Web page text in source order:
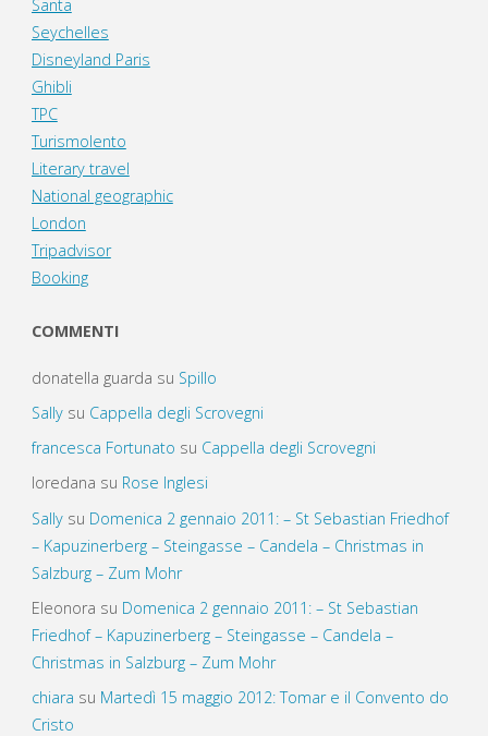
Santa
Seychelles
Disneyland Paris
Ghibli
TPC
Turismolento
Literary travel
National geographic
London
Tripadvisor
Booking
COMMENTI
donatella guarda su Spillo
Sallysu Cappella degli Scrovegni
francesca Fortunato su Cappella degli Scrovegni
loredana su Rose Inglesi
Sallysu Domenica 2 gennaio 2011: – St Sebastian Friedhof
– Kapuzinerberg – Steingasse – Candela – Christmas in
Salzburg – Zum Mohr
Eleonora su Domenica 2 gennaio 2011: – St Sebastian
Friedhof – Kapuzinerberg – Steingasse – Candela –
Christmas in Salzburg – Zum Mohr
chiara su Martedì 15 maggio 2012: Tomar e il Convento do
Cristo